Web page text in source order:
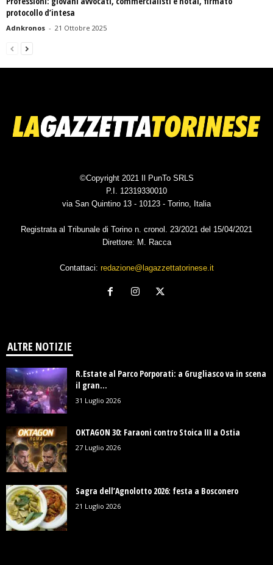
protocollo d’intesa
Adnkronos - 21 Ottobre 2025
©Copyright 2021 Il PunTo SRLS
P.I. 12319330010
via San Quintino 13 - 10123 - Torino, Italia
Registrata al Tribunale di Torino n. cronol. 23/2021 del 15/04/2021
Direttore: M. Racca
Contattaci: redazione@lagazzettatorinese.it
ALTRE NOTIZIE
R.Estate al Parco Porporati: a Grugliasco va in scena
il gran...
31 Luglio 2026
OKTAGON 30: Faraoni contro Stoica III a Ostia
27 Luglio 2026
Sagra dell’Agnolotto 2026: festa a Bosconero
21 Luglio 2026